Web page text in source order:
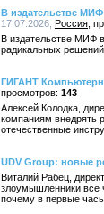
В издательстве
17.07.2026, Россия
В издательстве МИФ
радикальных
ГИГАНТ
143
Алексей Колодка,
компаниям внедрять
отечественные
UDV Group: новые
Виталий Рабец,
злоумышленники все
почему в первые часы